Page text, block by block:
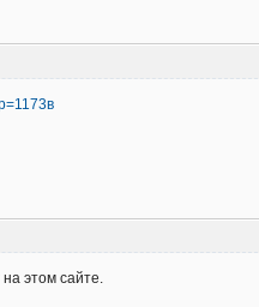
этом сайте.